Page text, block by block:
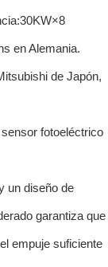
en Alemania.
de Japón,
fotoeléctrico
un diseño de
garantiza que
empuje suficiente